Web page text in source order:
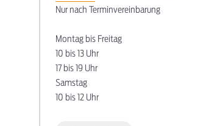
Nur nach Terminvereinbarung
Montag bis Freitag
10 bis 13 Uhr
17 bis 19 Uhr
Samstag
10 bis 12 Uhr